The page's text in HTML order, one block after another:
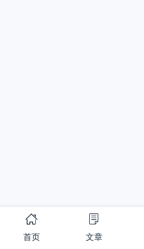
首页 文章